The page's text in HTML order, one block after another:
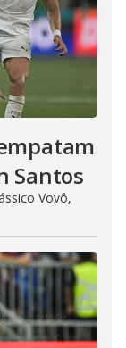
Santos
Vovô,